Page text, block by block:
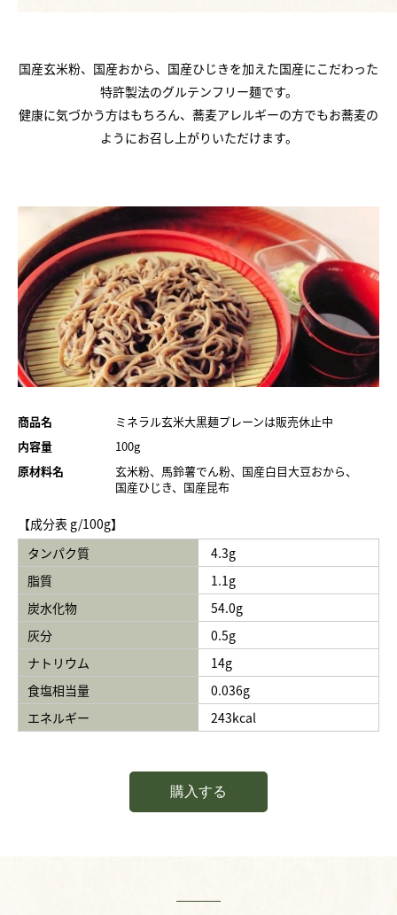
Contact
購入はこちら
国産玄米粉、国産おから、国産ひじきを加えた国産にこだわった
特許製法のグルテンフリー麺です。
健康に気づかう方はもちろん、蕎麦アレルギーの方でもお蕎麦の
ようにお召し上がりいただけます。
商品名
ミネラル玄米大黒麺プレーンは販売休止中
内容量
100g
原材料名
玄米粉、馬鈴薯でん粉、国産白目大豆おから、
国産ひじき、国産昆布
【成分表 g/100g】
タンパク質
4.3g
脂質
1.1g
炭水化物
54.0g
灰分
0.5g
ナトリウム
14g
食塩相当量
0.036g
エネルギー
243kcal
購入する